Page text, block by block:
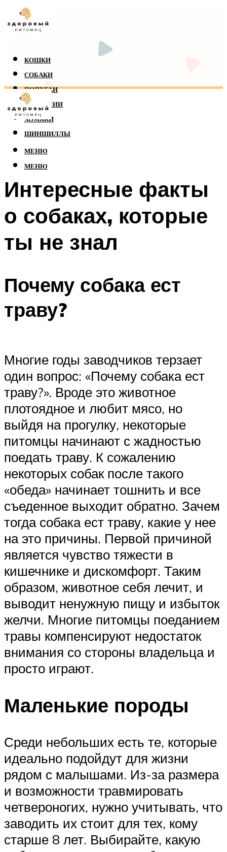
КОШКИ
СОБАКИ
ПОПУГАИ
РЕПТИЛИИ
ХОМЯКИ
ШИНШИЛЛЫ
МЕНЮ
МЕНЮ
Интересные факты
о собаках, которые
ты не знал
Почему собака ест
траву?
Многие годы заводчиков терзает
один вопрос: «Почему собака ест
траву?». Вроде это животное
плотоядное и любит мясо, но
выйдя на прогулку, некоторые
питомцы начинают с жадностью
поедать траву. К сожалению
некоторых собак после такого
«обеда» начинает тошнить и все
съеденное выходит обратно. Зачем
тогда собака ест траву, какие у нее
на это причины. Первой причиной
является чувство тяжести в
кишечнике и дискомфорт. Таким
образом, животное себя лечит, и
выводит ненужную пищу и избыток
желчи. Многие питомцы поеданием
травы компенсируют недостаток
внимания со стороны владельца и
просто играют.
Маленькие породы
Среди небольших есть те, которые
идеально подойдут для жизни
рядом с малышами. Из-за размера
и возможности травмировать
четвероногих, нужно учитывать, что
заводить их стоит для тех, кому
старше 8 лет. Выбирайте, какую